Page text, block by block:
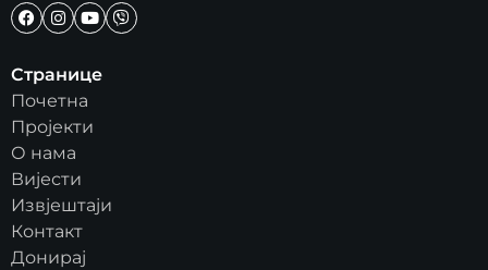
Странице
Почетна
Пројекти
О нама
Вијести
Извјештаји
Контакт
Донирај